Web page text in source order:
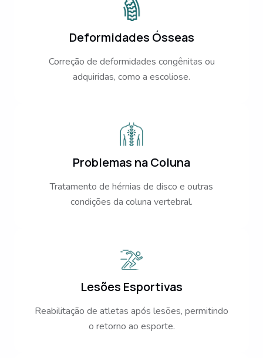
Deformidades Ósseas
Correção de deformidades congênitas ou
adquiridas, como a escoliose.
Problemas na Coluna
Tratamento de hérnias de disco e outras
condições da coluna vertebral.
Lesões Esportivas
Reabilitação de atletas após lesões, permitindo
o retorno ao esporte.